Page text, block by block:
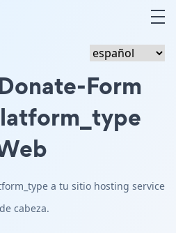
Form
a tu sitio hosting service
cabeza.